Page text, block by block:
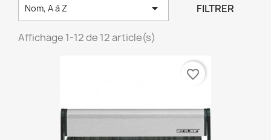
Nom, A à Z  FILTRER
Affichage 1-12 de 12 article(s)
favorite_border